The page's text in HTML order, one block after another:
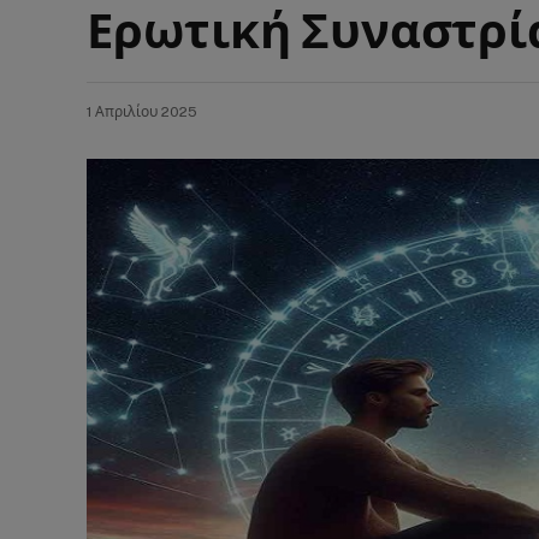
Ερωτική
1 Απριλίου 2025